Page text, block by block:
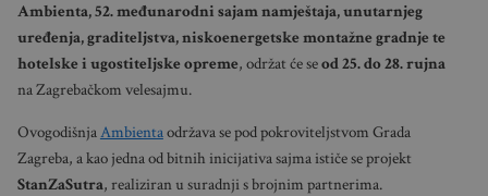
Ambienta, 52. međunarodni sajam namještaja, unutarnjeg
uređenja, graditeljstva, niskoenergetske montažne gradnje te
hotelske i ugostiteljske opreme, održat će seod 25. do 28. rujna
na Zagrebačkom velesajmu.
OvogodišnjaAmbientaodržava se pod pokroviteljstvom Grada
Zagreba, a kao jedna od bitnih inicijativa sajma ističe se projekt
StanZaSutra, realiziran u suradnji s brojnim partnerima.